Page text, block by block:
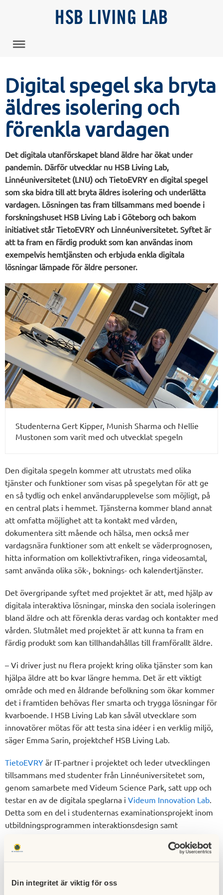
Din integritet är viktig för oss
HSB LIVING LAB
Digital spegel ska bryta
äldres isolering och
förenkla vardagen
Det digitala utanförskapet bland äldre har ökat under
pandemin. Därför utvecklar nu HSB Living Lab,
Linnéuniversitetet (LNU) och TietoEVRY en digital spegel
som ska bidra till att bryta äldres isolering och underlätta
vardagen. Lösningen tas fram tillsammans med boende i
forskningshuset HSB Living Lab i Göteborg och bakom
initiativet står TietoEVRY och Linnéuniversitetet. Syftet är
att ta fram en färdig produkt som kan användas inom
exempelvis hemtjänsten och erbjuda enkla digitala
lösningar lämpade för äldre personer.
Studenterna Gert Kipper, Munish Sharma och Nellie
Mustonen som varit med och utvecklat spegeln
Den digitala spegeln kommer att utrustats med olika
tjänster och funktioner som visas på spegelytan för att ge
en så tydlig och enkel användarupplevelse som möjligt, på
en central plats i hemmet. Tjänsterna kommer bland annat
att omfatta möjlighet att ta kontakt med vården,
dokumentera sitt mående och hälsa, men också mer
vardagsnära funktioner som att enkelt se väderprognosen,
hitta information om kollektivtrafiken, ringa videosamtal,
samt använda olika sök-, boknings- och kalendertjänster.
Det övergripande syftet med projektet är att, med hjälp av
digitala interaktiva lösningar, minska den sociala isoleringen
bland äldre och att förenkla deras vardag och kontakter med
vården. Slutmålet med projektet är att kunna ta fram en
färdig produkt som kan tillhandahållas till framförallt äldre.
– Vi driver just nu flera projekt kring olika tjänster som kan
hjälpa äldre att bo kvar längre hemma. Det är ett viktigt
område och med en åldrande befolkning som ökar kommer
det i framtiden behövas fler smarta och trygga lösningar för
kvarboende. I HSB Living Lab kan såväl utvecklare som
innovatörer mötas för att testa sina idéer i en verklig miljö,
säger Emma Sarin, projektchef HSB Living Lab.
TietoEVRY är IT-partner i projektet och leder utvecklingen
tillsammans med studenter från Linnéuniversitetet som,
genom samarbete med Videum Science Park, satt upp och
testar en av de digitala speglarna i Videum Innovation Lab
Detta som en del i studenternas examinationsprojekt inom
utbildningsprogrammen interaktionsdesign samt
tillsammans med de boende i
, som är ett